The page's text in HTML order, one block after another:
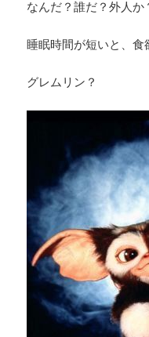
なんだ？誰だ？外人か
睡眠時間が短いと、食
グレムリン？